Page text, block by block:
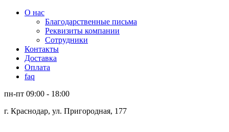
О нас
Благодарственные письма
Реквизиты компании
Сотрудники
Контакты
Доставка
Оплата
faq
пн-пт 09:00 - 18:00
г. Краснодар, ул. Пригородная, 177